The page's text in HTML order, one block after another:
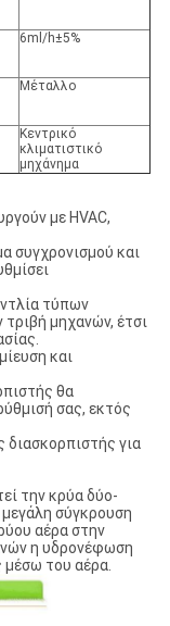
6ml/h±5%
Μέταλλο
Κεντρικό
κλιματιστικό
μηχάνημα
με HVAC,
συγχρονισμού και
τύπων
μηχανών, έτσι
και
θα
σας, εκτός
για
την κρύα δύο-
σύγκρουση
αέρα στην
η υδρονέφωση
του αέρα.